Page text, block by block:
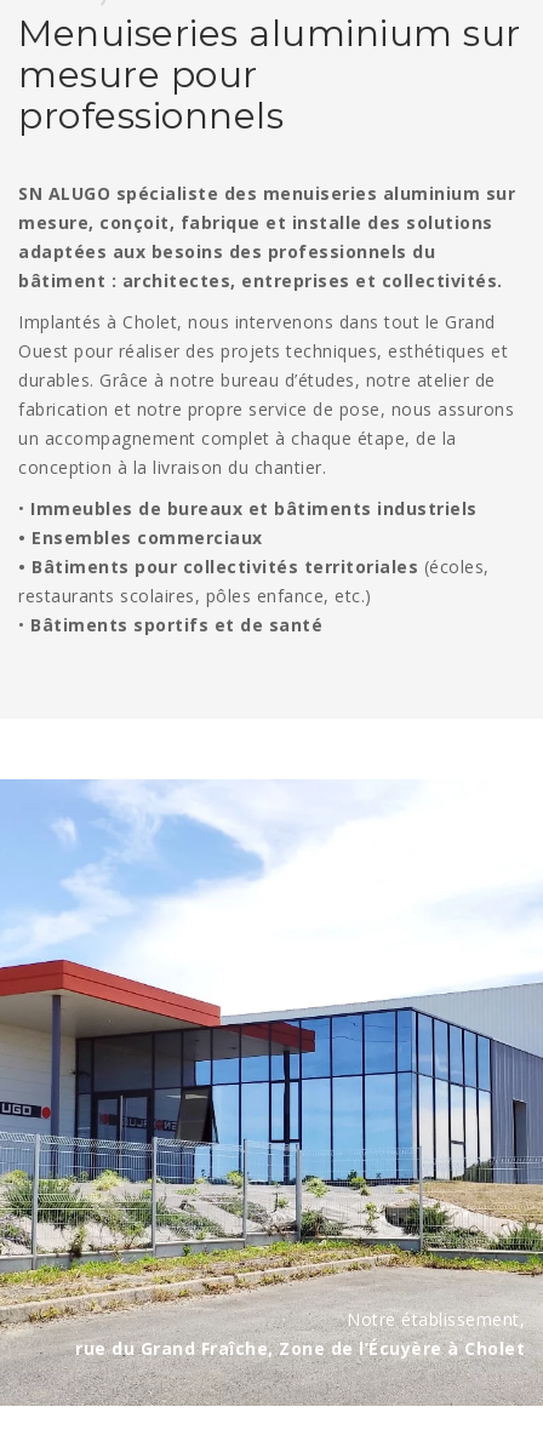
Menuiseries aluminium sur
mesure pour
professionnels
SN ALUGO spécialiste des menuiseries aluminium sur
mesure, conçoit, fabrique et installe des solutions
adaptées aux besoins des professionnels du
bâtiment : architectes, entreprises et collectivités.
Implantés à Cholet, nous intervenons dans tout le Grand
Ouest pour réaliser des projets techniques, esthétiques et
durables. Grâce à notre bureau d’études, notre atelier de
fabrication et notre propre service de pose, nous assurons
un accompagnement complet à chaque étape, de la
conception à la livraison du chantier.
• Immeubles de bureaux et bâtiments industriels
• Ensembles commerciaux
• Bâtiments pour collectivités territoriales (écoles,
restaurants scolaires, pôles enfance, etc.)
• Bâtiments sportifs et de santé
Notre établissement,
rue du Grand Fraîche, Zone de l’Écuyère à Cholet